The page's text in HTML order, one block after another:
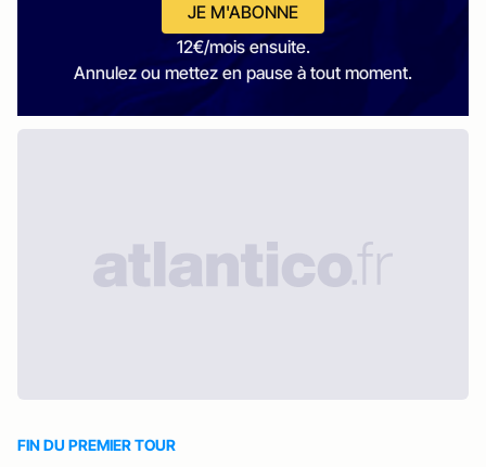
JE M'ABONNE
12€/mois ensuite.
Annulez ou mettez en pause à tout moment.
FIN DU PREMIER TOUR